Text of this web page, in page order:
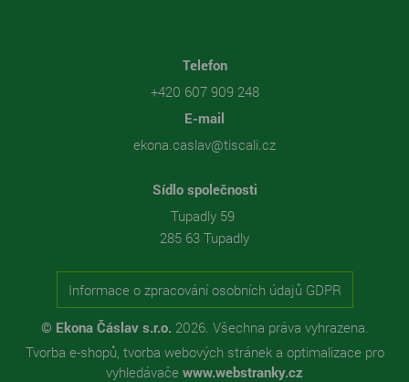
Telefon
+420 607 909 248
E-mail
ekona.caslav@tiscali.cz
Sídlo společnosti
Tupadly 59
285 63 Tupadly
Informace o zpracování osobních údajů GDPR
© Ekona Čáslav s.r.o. 2026. Všechna práva vyhrazena.
Tvorba e-shopů, tvorba webových stráneka optimalizace pro
vyhledávače www.webstranky.cz